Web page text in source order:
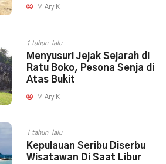
M Ary K
1 tahun lalu
Menyusuri Jejak Sejarah di
Ratu Boko, Pesona Senja di
Atas Bukit
M Ary K
1 tahun lalu
Kepulauan Seribu Diserbu
Wisatawan Di Saat Libur